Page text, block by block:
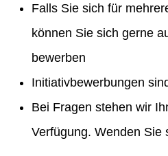
Falls Sie sich für
können Sie sich gerne
bewerben
Initiativbewerbungen
Bei Fragen stehen wir
Verfügung. Wenden Sie